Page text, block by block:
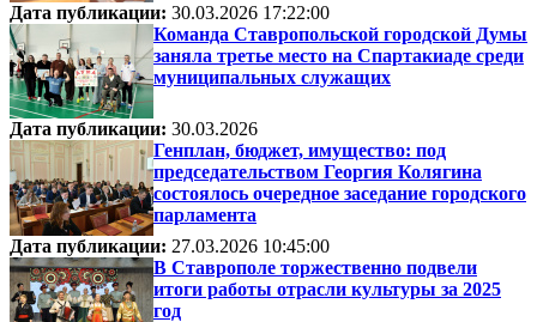
Дата публикации: 30.03.2026 17:22:00
Команда Ставропольской городской Думы
заняла третье место на Спартакиаде среди
муниципальных служащих
Дата публикации: 30.03.2026
Генплан, бюджет, имущество: под
председательством Георгия Колягина
состоялось очередное заседание городского
парламента
Дата публикации: 27.03.2026 10:45:00
В Ставрополе торжественно подвели
итоги работы отрасли культуры за 2025
год